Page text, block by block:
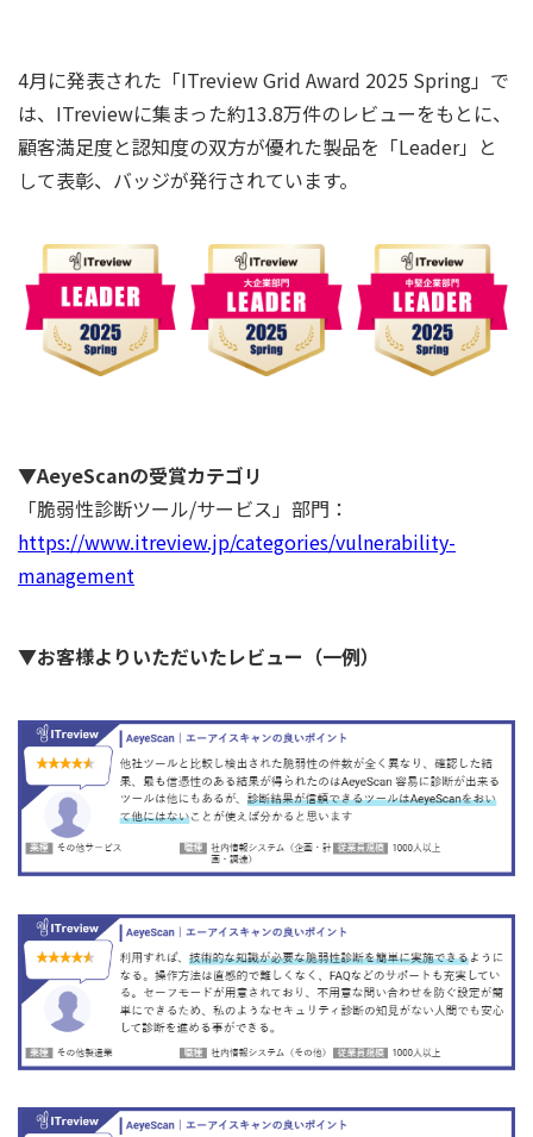
4月に発表された「ITreview Grid Award 2025 Spring」で
は、ITreviewに集まった約13.8万件のレビューをもとに、
顧客満足度と認知度の双方が優れた製品を「Leader」と
して表彰、バッジが発行されています。
▼AeyeScanの受賞カテゴリ
「脆弱性診断ツール/サービス」部門：
https://www.itreview.jp/categories/vulnerability-
management
▼お客様よりいただいたレビュー（一例）